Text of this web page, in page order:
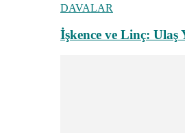
DAVALAR
İşkence ve Linç: Ulaş